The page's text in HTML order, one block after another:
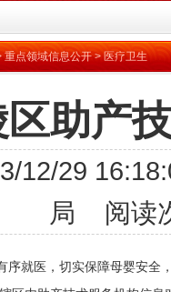
重点领域信息公开>医疗卫生
助产
12/29
局 阅读
就医，切实保障母婴安全